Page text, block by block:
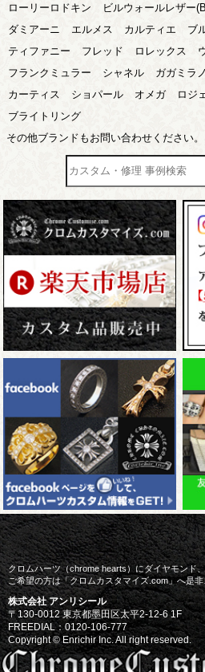
ローリーロドキン
ビルウォールレザー
ダミアーニ
エルメス カルティエ ブ
ティファニー
フレッド ロレックス
フランクミュラー
シャネル ガガミラノ
カーティス
ショパール オメガ ロジ
ブライトリング
その他ブランドもお問い合わせください。
クロムハーツ（chrome hearts）にダイヤモンド
ご希望の方は「クロムカスタマイズ.com」へ是
株式会社 アンリシール
〒130-0012 東京都墨田区太平2-12-6 1F
FREEDIAL：0120-106-777
Copyright © Enrichir Inc. All right reserved.